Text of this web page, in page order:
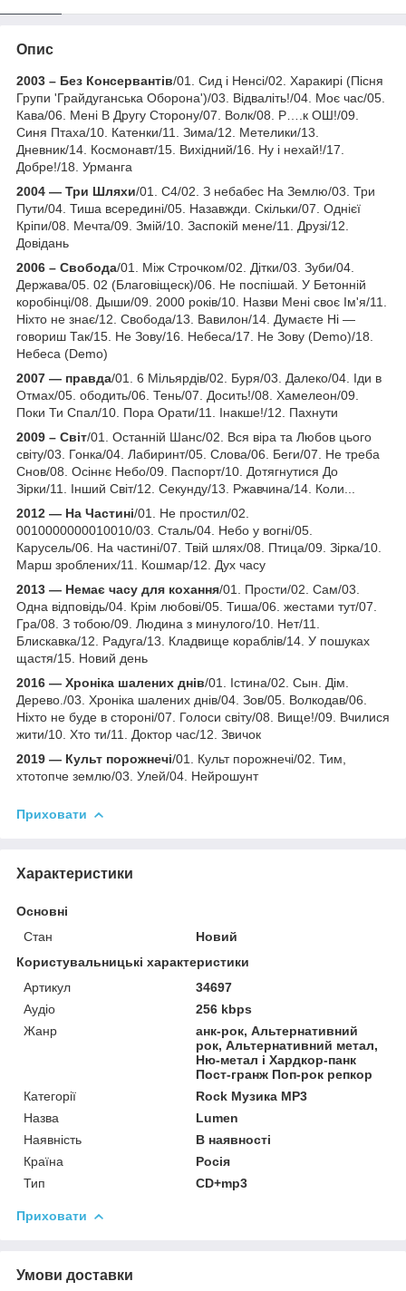
Опис
2003 – Без Консервантів/01. Сид і Ненсі/02. Харакирі (Пісня
Групи 'Грайдуганська Оборона')/03. Відваліть!/04. Моє час/05.
Кава/06. Мені В Другу Сторону/07. Волк/08. Р….к ОШ!/09.
Синя Птаха/10. Катенки/11. Зима/12. Метелики/13.
Дневник/14. Космонавт/15. Вихідний/16. Ну і нехай!/17.
Добре!/18. Урманга
2004 — Три Шляхи/01. С4/02. З небабес На Землю/03. Три
Пути/04. Тиша всередині/05. Назавжди. Скільки/07. Однієї
Кріпи/08. Мечта/09. Змій/10. Заспокій мене/11. Друзі/12.
Довідань
2006 – Свобода/01. Між Строчком/02. Дітки/03. Зуби/04.
Держава/05. 02 (Благовіщеск)/06. Не поспішай. У Бетонній
коробінці/08. Дыши/09. 2000 років/10. Назви Мені своє Ім'я/11.
Ніхто не знає/12. Свобода/13. Вавилон/14. Думаєте Ні —
говориш Так/15. Не Зову/16. Небеса/17. Не Зову (Demo)/18.
Небеса (Demo)
2007 — правда/01. 6 Мільярдів/02. Буря/03. Далеко/04. Іди в
Отмах/05. ободить/06. Тень/07. Досить!/08. Хамелеон/09.
Поки Ти Спал/10. Пора Орати/11. Інакше!/12. Пахнути
2009 – Світ/01. Останній Шанс/02. Вся віра та Любов цього
світу/03. Гонка/04. Лабиринт/05. Слова/06. Беги/07. Не треба
Снов/08. Осіннє Небо/09. Паспорт/10. Дотягнутися До
Зірки/11. Інший Світ/12. Секунду/13. Ржавчина/14. Коли...
2012 — На Частині/01. Не простил/02.
0010000000010010/03. Сталь/04. Небо у вогні/05.
Карусель/06. На частині/07. Твій шлях/08. Птица/09. Зірка/10.
Марш зроблених/11. Кошмар/12. Дух часу
2013 — Немає часу для кохання/01. Прости/02. Сам/03.
Одна відповідь/04. Крім любові/05. Тиша/06. жестами тут/07.
Гра/08. З тобою/09. Людина з минулого/10. Нет/11.
Блискавка/12. Радуга/13. Кладвище кораблів/14. У пошуках
щастя/15. Новий день
2016 — Хроніка шалених днів/01. Істина/02. Сын. Дім.
Дерево./03. Хроніка шалених днів/04. Зов/05. Волкодав/06.
Ніхто не буде в стороні/07. Голоси світу/08. Вище!/09. Вчилися
жити/10. Хто ти/11. Доктор час/12. Звичок
2019 — Культ порожнечі/01. Культ порожнечі/02. Тим,
хтотопче землю/03. Улей/04. Нейрошунт
Приховати
Характеристики
Основні
Стан
Новий
Користувальницькі характеристики
Артикул
34697
Аудіо
256 kbps
Жанр
анк-рок, Альтернативний
рок, Альтернативний метал,
Ню-метал і Хардкор-панк
Пост-гранж Поп-рок репкор
Категорії
Rock Музика MP3
Назва
Lumen
Наявність
В наявності
Країна
Росія
Тип
CD+mp3
Приховати
Умови доставки